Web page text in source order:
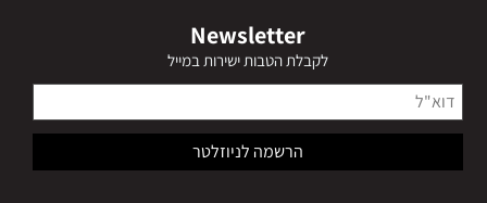
Newsletter
לקבלת הטבות ישירות במייל